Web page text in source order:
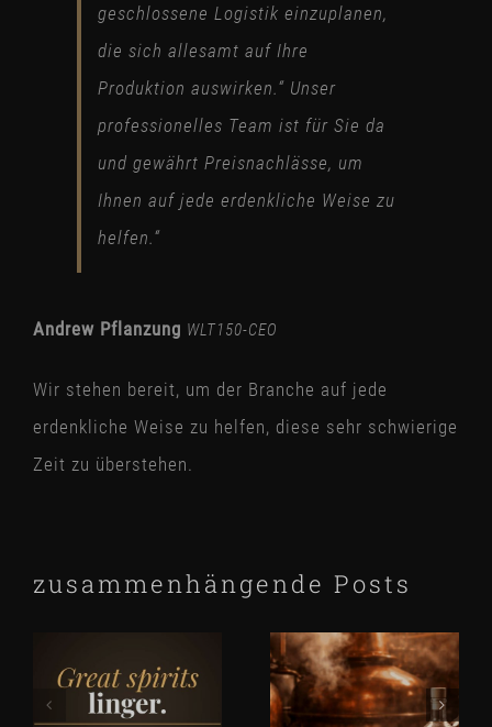
geschlossene Logistik einzuplanen,
die sich allesamt auf Ihre
Produktion auswirken.“ Unser
professionelles Team ist für Sie da
und gewährt Preisnachlässe, um
Ihnen auf jede erdenkliche Weise zu
helfen.“
Andrew Pflanzung WLT150-CEO
Wir stehen bereit, um der Branche auf jede
erdenkliche Weise zu helfen, diese sehr schwierige
Zeit zu überstehen.
zusammenhängende Posts